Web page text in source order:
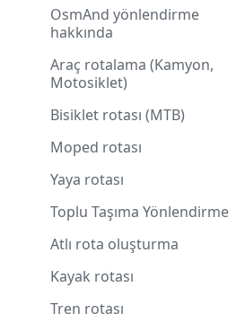
OsmAnd yönlendirme
hakkında
Araç rotalama (Kamyon,
Motosiklet)
Bisiklet rotası (MTB)
Moped rotası
Yaya rotası
Toplu Taşıma Yönlendirme
Atlı rota oluşturma
Kayak rotası
Tren rotası